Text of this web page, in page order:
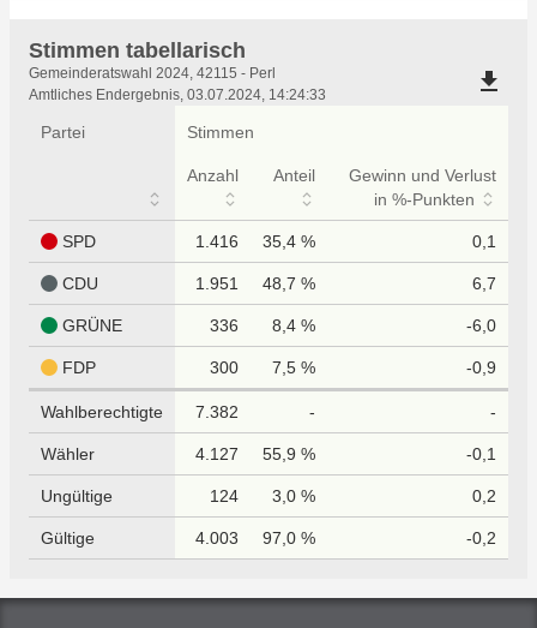
Stimmen tabellarisch
Stimmen
tabellarisch
Gemeinderatswahl 2024, 42115 - Perl
Amtliches Endergebnis, 03.07.2024, 14:24:33
file_download
Partei Stimmen
Anzahl Anteil
Gewinn und Verlust
in %-Punkten
SPD 1.416 35,4 % 0,1
CDU 1.951 48,7 % 6,7
GRÜNE 336 8,4 % -6,0
FDP 300 7,5 % -0,9
Wahlberechtigte 7.382 - -
Wähler 4.127 55,9 % -0,1
Ungültige 124 3,0 % 0,2
Gültige 4.003 97,0 % -0,2